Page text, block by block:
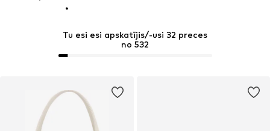
Tu esi esi apskatījis/-usi 32 preces
no 532